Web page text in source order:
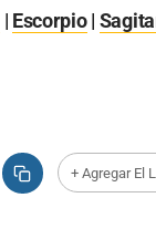
| Escorpio|
+ Agregar El